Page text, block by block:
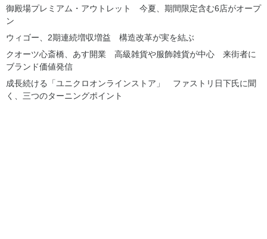
御殿場プレミアム・アウトレット 今夏、期間限定含む6店がオープ
ン
ウィゴー、2期連続増収増益 構造改革が実を結ぶ
クオーツ心斎橋、あす開業 高級雑貨や服飾雑貨が中心 来街者に
ブランド価値発信
成長続ける「ユニクロオンラインストア」 ファストリ日下氏に聞
く、三つのターニングポイント